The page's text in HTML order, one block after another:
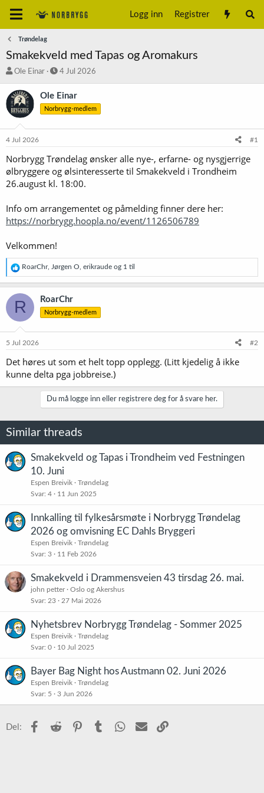
Logg inn Registrer
Trøndelag
Smakekveld med Tapas og Aromakurs
T
å
d
s
t
e
r
Ole Einar
S
a
r
t
o
4 Jul 2026
Ole Einar
Norbrygg-medlem
4 Jul 2026 #1
Norbrygg Trøndelag ønsker alle nye-, erfarne- og nysgjerrige
ølbryggere og ølsinteresserte til Smakekveld i Trondheim
26.august kl. 18:00.
Info om arrangementet og påmelding finner dere her:
https://norbrygg.hoopla.no/event/1126506789
Velkommen!
R
e
a
k
s
j
o
e
RoarChr, Jørgen O erikraude og 1 til
R RoarChr
Norbrygg-medlem
5 Jul 2026 #2
Det høres ut som et helt topp opplegg. (Litt kjedelig å ikke
kunne delta pga jobbreise.)
Du må logge inn eller registrere deg for å svare her.
Similar threads
Smakekveld og Tapas i Trondheim ved Festningen
10. Juni
Espen Breivik
Trøndelag
Svar 4 11 Jun 2025
Innkalling til fylkesårsmøte i Norbrygg Trøndelag
2026 og omvisning EC Dahls Bryggeri
Espen Breivik
Trøndelag
Svar 3 11 Feb 2026
Smakekveld i Drammensveien 43 tirsdag 26. mai.
john petter
Oslo og Akershus
Svar 23 27 Mai 2026
Nyhetsbrev Norbrygg Trøndelag - Sommer 2025
Espen Breivik
Trøndelag
Svar 0 10 Jul 2025
Bayer Bag Night hos Austmann 02. Juni 2026
Espen Breivik
Trøndelag
Svar 5 3 Jun 2026
Del: Facebook
Reddit PinterestTumblr WhatsApp
E-post